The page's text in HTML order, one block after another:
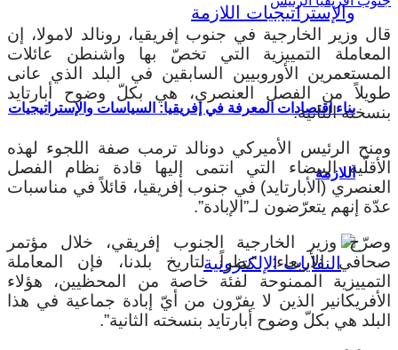
بناء اقتصادات المعرفة في إفريقيا: السياسات والإستراتيجيات
اللازمة
قال وزير الخارجية في جنوب إفريقيا، رونالد لامولا، إن
المعاملة التمييزية التي تخصّ بها واشنطن عائلات
المستعمرين الأوروبيين السابقين في البلد الذي عانى
طويلاً من الفصل العنصري، هي بكلّ وضوح أبارتايد
بنسخته الثانية.
ومنح الرئيس الأميركي دونالد ترمب صفة اللجوء لهذه
الأقلّية البيضاء التي انتمى إليها قادة نظام الفصل
العنصري (الأبارتايد) في جنوب إفريقيا، قائلاً في مناسبات
عدّة إنهم يتعرّضون لـ”الإبادة”.
وصرّح وزير الخارجية الجنوب إفريقي، خلال مؤتمر
صحافي الأربعاء: “نظراً لتاريخ بلدنا، فإن المعاملة
التمييزية الممنوحة لفئة خاصة من المحظيين، هؤلاء
الأفريكانير الذين لا يفرّون من أيّ إبادة جماعية في هذا
البلد هي بكلّ وضوح أبارتايد بنسخته الثانية”.